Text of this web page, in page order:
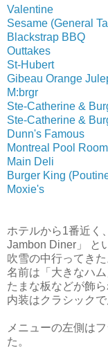
Valentine
Sesame (General
Blackstrap BBQ
Outtakes
St-Hubert
Gibeau Orange
M:brgr
Ste-Catherine &
Ste-Catherine &
Dunn's Famous
Montreal Pool Room
Main Deli
Burger King
Moxie's
ホテルから1番近く
Jambon Diner」 と
吹雪の中行ってきた
名前は「大きなハ
たまな板などが飾ら
内装はクラシック
メニューの左側は
た。